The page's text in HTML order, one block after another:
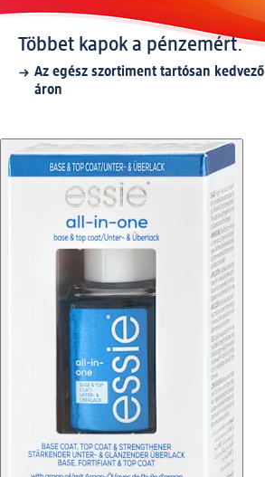
Többet kapok a pénzemért.
Az egész szortiment tartósan kedvező
áron